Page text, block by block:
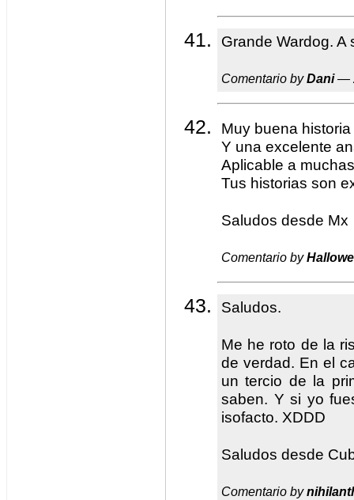
Grande Wardog. A
Comentario byDani—
Muy buena historia
Y una excelente
Aplicable a
Tus historias son
Saludos desde Mx
Comentario by
Saludos.
Me he roto de la
de verdad. En el
un tercio de la
saben. Y si yo
isofacto. XDDD
Saludos desde
Comentario by